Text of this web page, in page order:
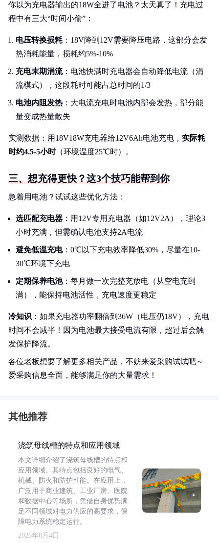
你以为充电器输出的18W全进了电池？太天真了！充电过
程中有三大“时间小偷”：
电压转换损耗 ：18V降到12V需要降压电路，这部分会发
热消耗能量，损耗约5%-10%
充电末期涓流：电池快满时充电器会自动降低电流（涓
流模式），这段耗时可能占总时间的1/3
电池内阻发热 ：大电流充电时电池内部会发热，部分能
量变成热量散失
实测数据：用18V18W充电器给12V6Ah电池充电， 实际耗
时约4.5-5小时（环境温度25℃时）。
三、想充得更快？这3个技巧能帮到你
急着用电池？试试这些优化方法：
选匹配充电器 ：用12V专用充电器（如12V2A），理论3
小时充满，但需确认电池支持2A电流
避免低温充电：0℃以下充电效率降低30%，尽量在10-
30℃环境下充电
定期保养电池：每月做一次完整充放电（从空电充到
满），能保持电池活性，充电速度更稳定
冷知识 ：如果充电器功率翻倍到36W（电压仍18V），充电
时间不会减半！因为电池最大接受电流有限，超过后会触
发保护降流。
各位老板想要了解更多相关产品，不妨来爱采购试试吧～
爱采购信息全面，能够满足你的大量需求！
其他推荐
浇筑母线槽的特点和应用领域
本文详细介绍了浇筑母线槽的特点和
应用领域。其特点包括良好的电气、
机械、防火和防护性能。在应用上，
广泛用于商业建筑、工业厂房、医院
和数据中心等场所，凭借自身优势满
足不同领域对电力供应的高要求，保
障电力系统稳定运行。
2026年8月4日